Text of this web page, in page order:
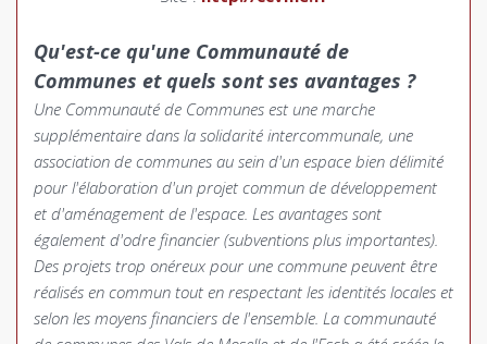
Qu'est-ce qu'une Communauté de
Communes et quels sont ses avantages ?
Une Communauté de Communes est une marche
supplémentaire dans la solidarité intercommunale, une
association de communes au sein d'un espace bien délimité
pour l'élaboration d'un projet commun de développement
et d'aménagement de l'espace. Les avantages sont
également d'odre financier (subventions plus importantes).
Des projets trop onéreux pour une commune peuvent être
réalisés en commun tout en respectant les identités locales et
selon les moyens financiers de l'ensemble. La communauté